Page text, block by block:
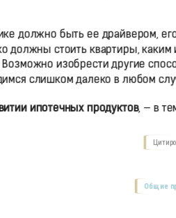
должно быть ее драйвером,
должны стоить квартиры,
изобрести другие
слишком далеко в любом
ипотечных продуктов, — в
Общие